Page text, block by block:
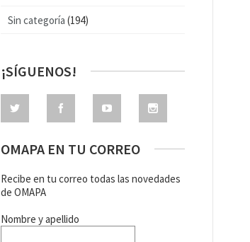
Sin categoría (194)
¡SÍGUENOS!
OMAPA EN TU CORREO
Recibe en tu correo todas las novedades
de OMAPA
Nombre y apellido